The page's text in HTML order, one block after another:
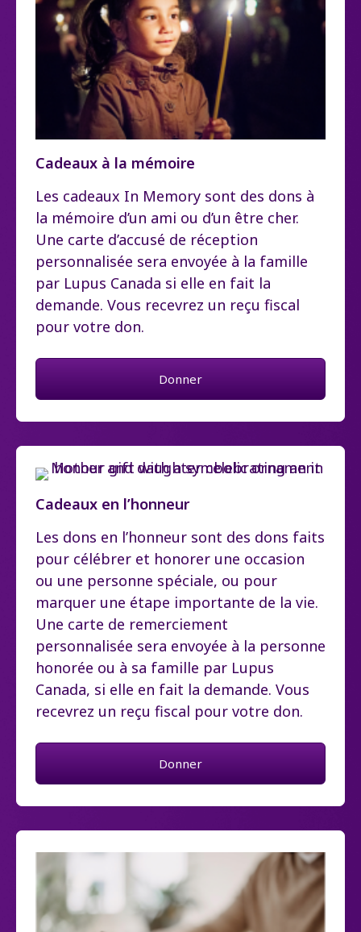
Cadeaux à la mémoire
Les cadeaux In Memory sont des dons à
la mémoire d’un ami ou d’un être cher.
Une carte d’accusé de réception
personnalisée sera envoyée à la famille
par Lupus Canada si elle en fait la
demande. Vous recevrez un reçu fiscal
pour votre don.
Donner
Cadeaux en l’honneur
Les dons en l’honneur sont des dons faits
pour célébrer et honorer une occasion
ou une personne spéciale, ou pour
marquer une étape importante de la vie.
Une carte de remerciement
personnalisée sera envoyée à la personne
honorée ou à sa famille par Lupus
Canada, si elle en fait la demande. Vous
recevrez un reçu fiscal pour votre don.
Donner